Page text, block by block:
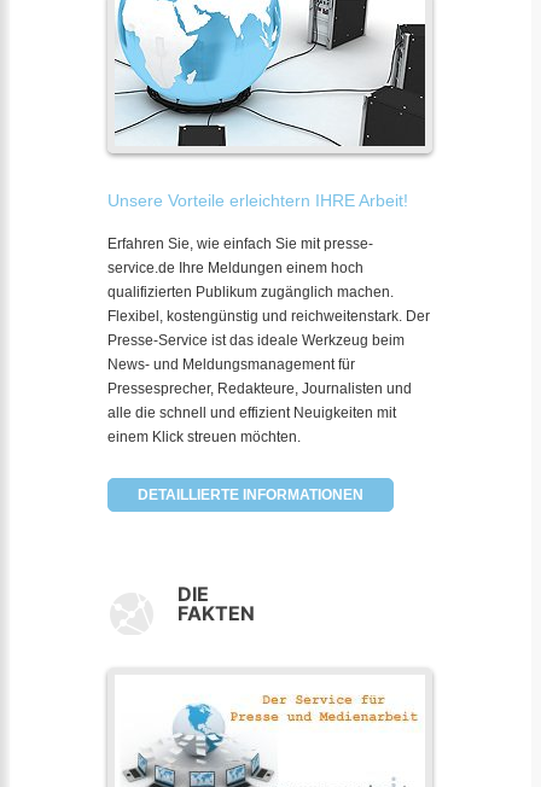
Unsere Vorteile erleichtern IHRE Arbeit!
Erfahren Sie, wie einfach Sie mit presse-
service.de Ihre Meldungen einem hoch
qualifizierten Publikum zugänglich machen.
Flexibel, kostengünstig und reichweitenstark. Der
Presse-Service ist das ideale Werkzeug beim
News- und Meldungsmanagement für
Pressesprecher, Redakteure, Journalisten und
alle die schnell und effizient Neuigkeiten mit
einem Klick streuen möchten.
DETAILLIERTE INFORMATIONEN
DIE
FAKTEN